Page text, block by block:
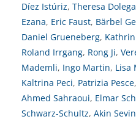
Díez Istúriz, Theresa Dolega
Ezana, Eric Faust, Bärbel
Daniel Grueneberg,
Roland Irrgang, Rong Ji,
Mademli, Ingo Martin, Lisa
Kaltrina Peci, Patrizia Pesce,
Ahmed Sahraoui, Elmar
Schwarz-Schultz, Akin